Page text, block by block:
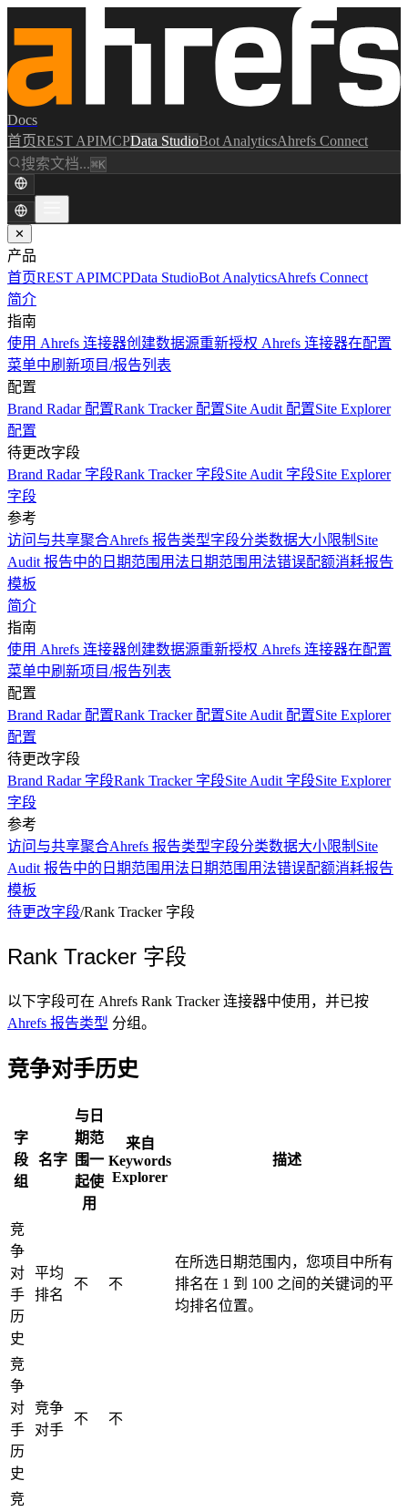
Docs
首页REST APIMCPData StudioBot AnalyticsAhrefs Connect
搜索文档...⌘K
✕
产品
首页REST APIMCPData StudioBot AnalyticsAhrefs Connect
简介
指南
使用 Ahrefs 连接器创建数据源重新授权 Ahrefs 连接器在配置
菜单中刷新项目/报告列表
配置
Brand Radar 配置Rank Tracker 配置Site Audit 配置Site Explorer
配置
待更改字段
Brand Radar 字段Rank Tracker 字段Site Audit 字段Site Explorer
字段
参考
访问与共享聚合Ahrefs 报告类型字段分类数据大小限制 Site
Audit 报告中的日期范围用法 日期范围用法错误配额消耗报告
模板
简介
指南
使用 Ahrefs 连接器创建数据源重新授权 Ahrefs 连接器在配置
菜单中刷新项目/报告列表
配置
Brand Radar 配置Rank Tracker 配置Site Audit 配置Site Explorer
配置
待更改字段
Brand Radar 字段Rank Tracker 字段Site Audit 字段Site Explorer
字段
参考
访问与共享聚合Ahrefs 报告类型字段分类数据大小限制 Site
Audit 报告中的日期范围用法 日期范围用法错误配额消耗报告
模板
待更改字段/Rank Tracker 字段
Rank Tracker 字段
以下字段可在 Ahrefs Rank Tracker 连接器中使用，并已按
Ahrefs 报告类型 分组。
竞争对手历史
字
段
组
名字
与日
期范
围一
起使
用
来自
Keywords
Explorer
描述
竞
争
对
手
历
史
平均
排名
不 不
在所选日期范围内，您项目中所有
排名在 1 到 100 之间的关键词的平
均排名位置。
竞
争
对
手
历
史
竞争
对手
不 不
竞